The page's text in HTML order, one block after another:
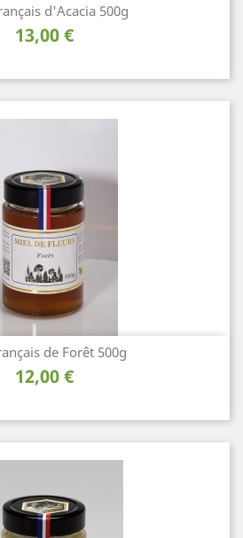
d'Acacia 500g
Prix
13,00 €
de Forêt 500g
Prix
12,00 €